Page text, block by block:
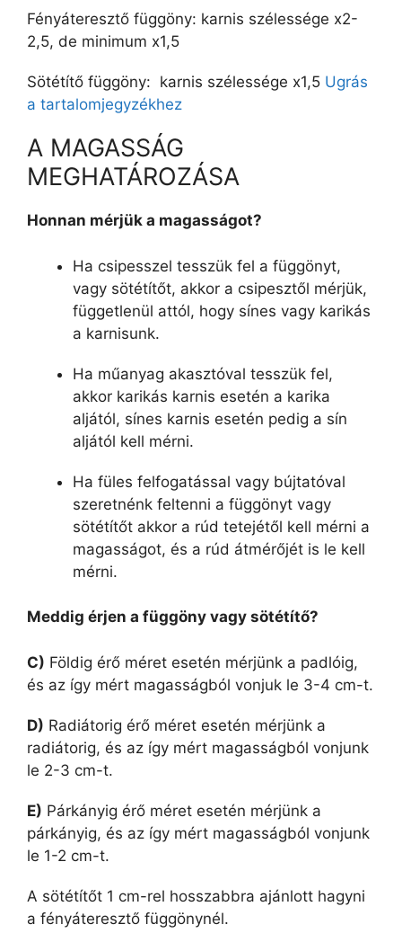
Fényáteresztő függöny: karnis szélessége x2-
2,5, de minimum x1,5
Sötétítő függöny: karnis szélessége x1,5 Ugrás
a tartalomjegyzékhez
A MAGASSÁG
MEGHATÁROZÁSA
Honnan mérjük a magasságot?
Ha csipesszel tesszük fel a függönyt,
vagy sötétítőt, akkor a csipesztől mérjük,
függetlenül attól, hogy sínes vagy karikás
a karnisunk.
Ha műanyag akasztóval tesszük fel,
akkor karikás karnis esetén a karika
aljától, sínes karnis esetén pedig a sín
aljától kell mérni.
Ha füles felfogatással vagy bújtatóval
szeretnénk feltenni a függönyt vagy
sötétítőt akkor a rúd tetejétől kell mérni a
magasságot, és a rúd átmérőjét is le kell
mérni.
Meddig érjen a függöny vagy sötétítő?
C) Földig érő méret esetén mérjünk a padlóig,
és az így mért magasságból vonjuk le 3-4 cm-t.
D) Radiátorig érő méret esetén mérjünk a
radiátorig, és az így mért magasságból vonjunk
le 2-3 cm-t.
E) Párkányig érő méret esetén mérjünk a
párkányig, és az így mért magasságból vonjunk
le 1-2 cm-t.
A sötétítőt 1 cm-rel hosszabbra ajánlott hagyni
a fényáteresztő függönynél.